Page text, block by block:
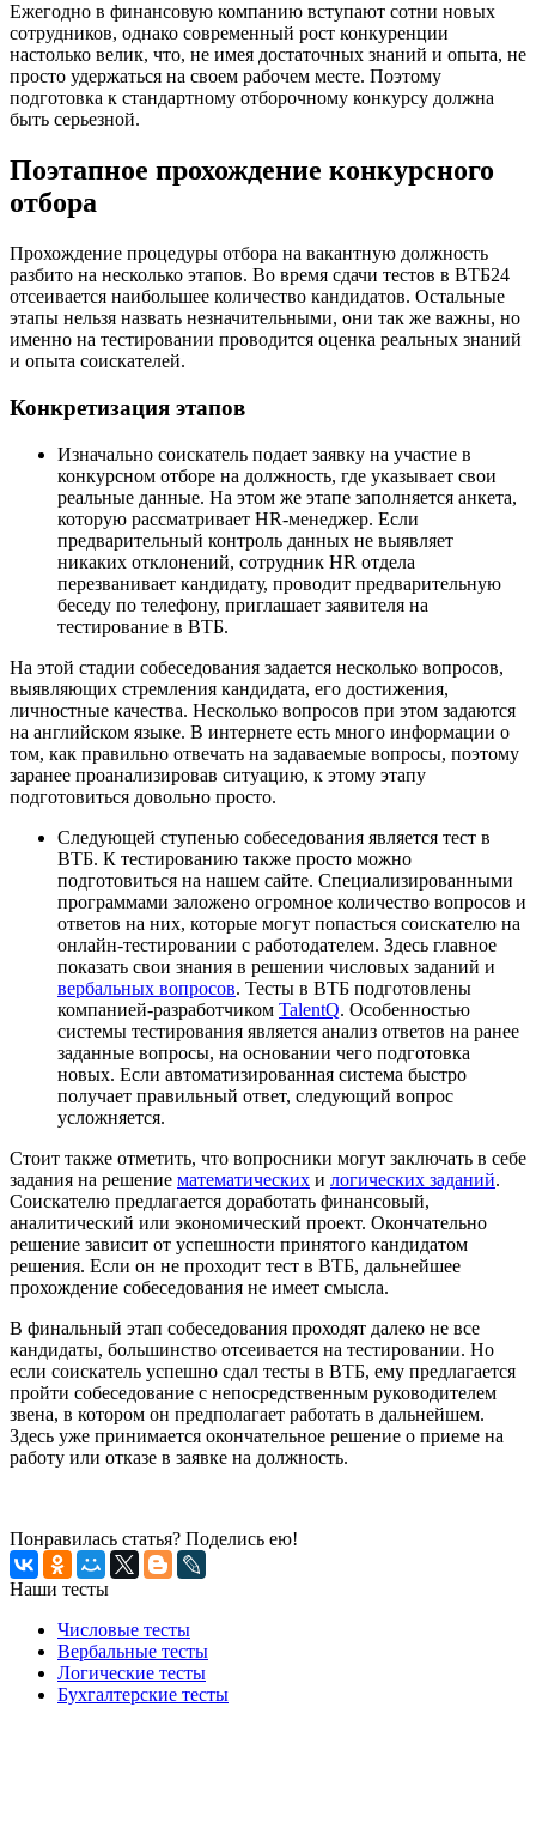
Ежегодно в финансовую компанию вступают сотни новых
сотрудников, однако современный рост конкуренции
настолько велик, что, не имея достаточных знаний и опыта, не
просто удержаться на своем рабочем месте. Поэтому
подготовка к стандартному отборочному конкурсу должна
быть серьезной.
Поэтапное прохождение конкурсного
отбора
Прохождение процедуры отбора на вакантную должность
разбито на несколько этапов. Во время сдачи тестов в ВТБ24
отсеивается наибольшее количество кандидатов. Остальные
этапы нельзя назвать незначительными, они так же важны, но
именно на тестировании проводится оценка реальных знаний
и опыта соискателей.
Конкретизация этапов
Изначально соискатель подает заявку на участие в
конкурсном отборе на должность, где указывает свои
реальные данные. На этом же этапе заполняется анкета,
которую рассматривает HR-менеджер. Если
предварительный контроль данных не выявляет
никаких отклонений, сотрудник HR отдела
перезванивает кандидату, проводит предварительную
беседу по телефону, приглашает заявителя на
тестирование в ВТБ.
На этой стадии собеседования задается несколько вопросов,
выявляющих стремления кандидата, его достижения,
личностные качества. Несколько вопросов при этом задаются
на английском языке. В интернете есть много информации о
том, как правильно отвечать на задаваемые вопросы, поэтому
заранее проанализировав ситуацию, к этому этапу
подготовиться довольно просто.
Следующей ступенью собеседования является тест в
ВТБ. К тестированию также просто можно
подготовиться на нашем сайте. Специализированными
программами заложено огромное количество вопросов и
ответов на них, которые могут попасться соискателю на
онлайн-тестировании с работодателем. Здесь главное
показать свои знания в решении числовых заданий и
вербальных вопросов. Тесты в ВТБ подготовлены
компанией-разработчиком TalentQ. Особенностью
системы тестирования является анализ ответов на ранее
заданные вопросы, на основании чего подготовка
новых. Если автоматизированная система быстро
получает правильный ответ, следующий вопрос
усложняется.
Стоит также отметить, что вопросники могут заключать в себе
задания на решение математических и логических заданий.
Соискателю предлагается доработать финансовый,
аналитический или экономический проект. Окончательно
решение зависит от успешности принятого кандидатом
решения. Если он не проходит тест в ВТБ, дальнейшее
прохождение собеседования не имеет смысла.
В финальный этап собеседования проходят далеко не все
кандидаты, большинство отсеивается на тестировании. Но
если соискатель успешно сдал тесты в ВТБ, ему предлагается
пройти собеседование с непосредственным руководителем
звена, в котором он предполагает работать в дальнейшем.
Здесь уже принимается окончательное решение о приеме на
работу или отказе в заявке на должность.
Понравилась статья? Поделись ею!
Наши тесты
Числовые тесты
Вербальные тесты
Логические тесты
Бухгалтерские тесты